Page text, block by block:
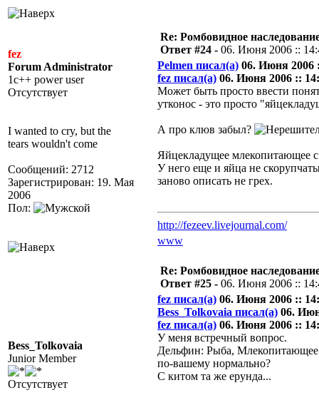
fez
Forum Administrator
1c++ power user
Отсутствует
I wanted to cry, but the
tears wouldn't come
Сообщений: 2712
Зарегистрирован: 19. Мая
2006
Пол:
Re: Ромбовидное
Ответ #24 - 06. Июня 2006 ::
Pelmen писал(а) 06. Июня 2006
fez писал(а) 06. Июня 2006 ::
Может быть просто ввести
утконос - это просто
А про клюв забыл?
Яйцекладущее млекопитающее
У него еще и яйца не
заново описать не грех.
http://fezeev.livejournal.com/
www
Bess_Tolkovaia
Junior Member
Отсутствует
Re: Ромбовидное
Ответ #25 - 06. Июня 2006 ::
fez писал(а) 06. Июня 2006 ::
Bess_Tolkovaia писал(а) 06.
fez писал(а) 06. Июня 2006 ::
У меня встречный вопрос.
Дельфин: Рыба, Млекопитающее
по-вашему нормально?
С китом та же ерунда...